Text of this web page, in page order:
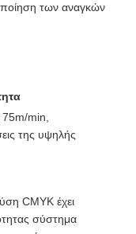
των αναγκών
min,
της υψηλής
CMYK έχει
σύστημα